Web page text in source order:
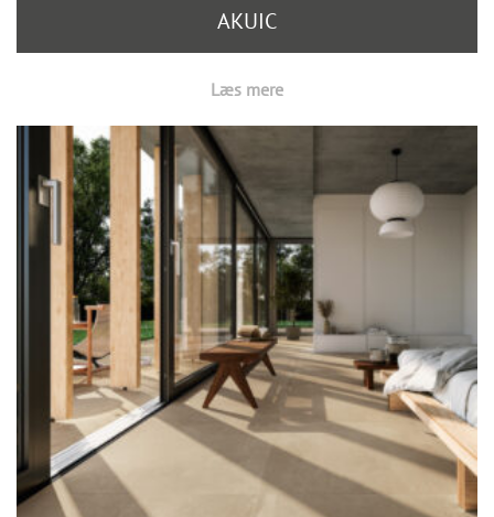
AKUIC
Læs mere